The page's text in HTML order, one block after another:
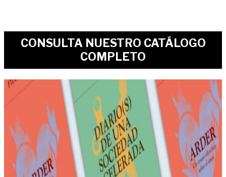
CONSULTA NUESTRO CATÁLOGO
COMPLETO